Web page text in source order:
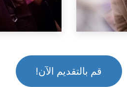
قم بالتقديم الآن!